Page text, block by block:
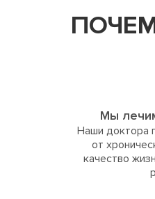
Мы
Наши доктора
от
качество